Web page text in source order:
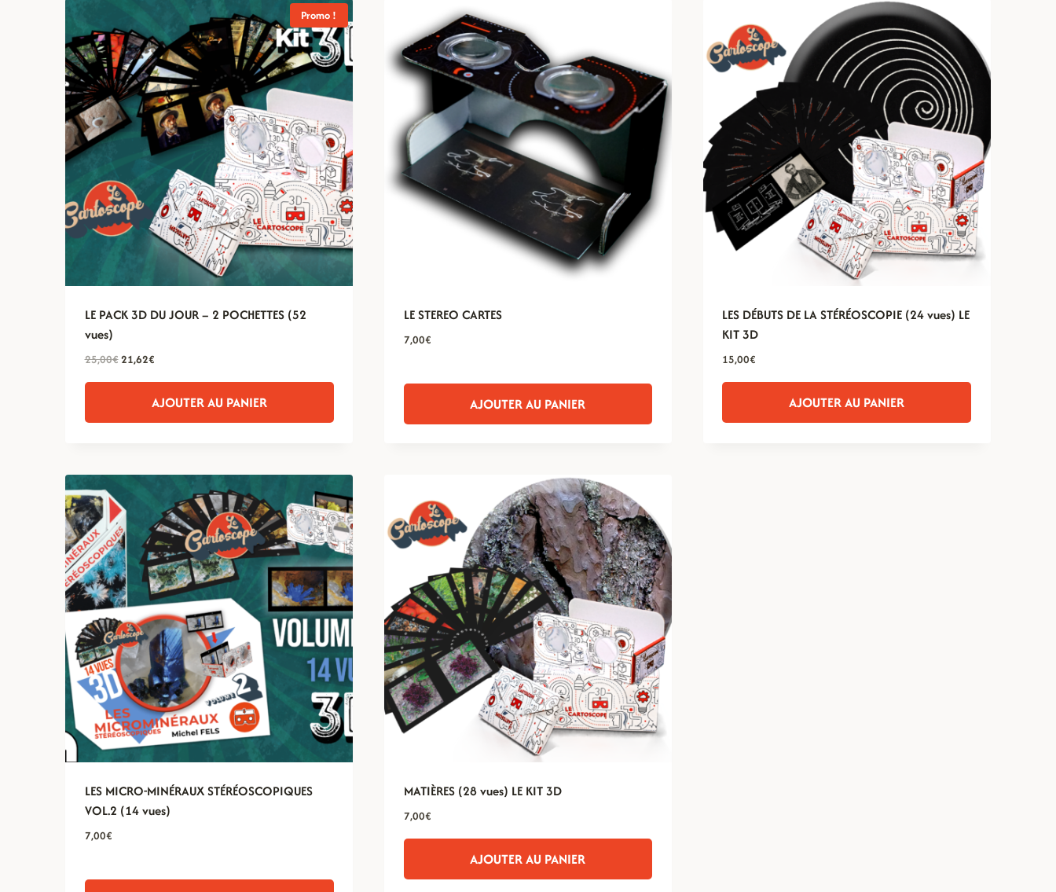
Promo !
LE PACK 3D DU JOUR – 2 POCHETTES (52
vues)
25,00€Le
21,62€Le
actuel
est :
AJOUTER AU PANIER
LE STEREO CARTES
7,00€
AJOUTER AU PANIER
LES DÉBUTS DE LA STÉRÉOSCOPIE (24 vues) LE
KIT 3D
15,00€
AJOUTER AU PANIER
LES MICRO-MINÉRAUX STÉRÉOSCOPIQUES
VOL.2 (14 vues)
7,00€
MATIÈRES (28 vues) LE KIT 3D
7,00€
AJOUTER AU PANIER